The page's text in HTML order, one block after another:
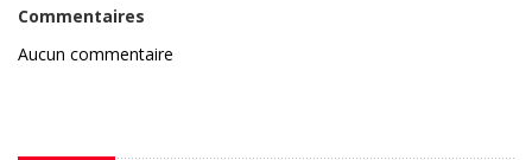
Commentaires
Aucun commentaire